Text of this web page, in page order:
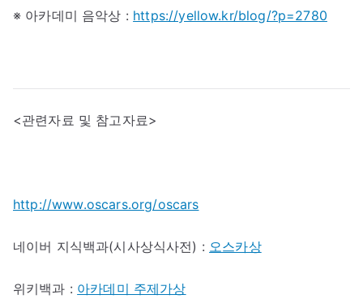
※ 아카데미 음악상 : https://yellow.kr/blog/?p=2780
<관련자료 및 참고자료>
http://www.oscars.org/oscars
네이버 지식백과(시사상식사전) : 오스카상
위키백과 : 아카데미 주제가상